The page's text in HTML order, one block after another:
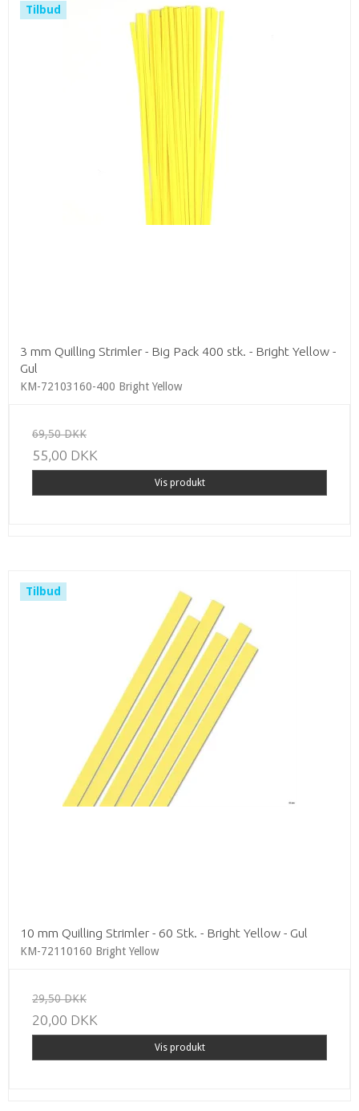
Tilbud
3 mm Quilling Strimler - Big Pack 400 stk. - Bright Yellow -
Gul
KM-72103160-400 Bright Yellow
69,50 DKK
55,00 DKK
Vis produkt
Tilbud
10 mm Quilling Strimler - 60 Stk. - Bright Yellow - Gul
KM-72110160 Bright Yellow
29,50 DKK
20,00 DKK
Vis produkt